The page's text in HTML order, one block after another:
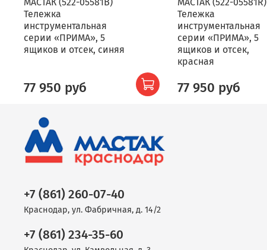
Тележка
инструментальная
серии «ПРИМА», 5
ящиков и отсек, синяя
77 950 руб
Тележка
инструментальная
серии «ПРИМА», 5
ящиков и отсек,
красная
77 950 руб
+7 (861) 260-07-40
Краснодар, ул. Фабричная, д. 14/2
+7 (861) 234-35-60